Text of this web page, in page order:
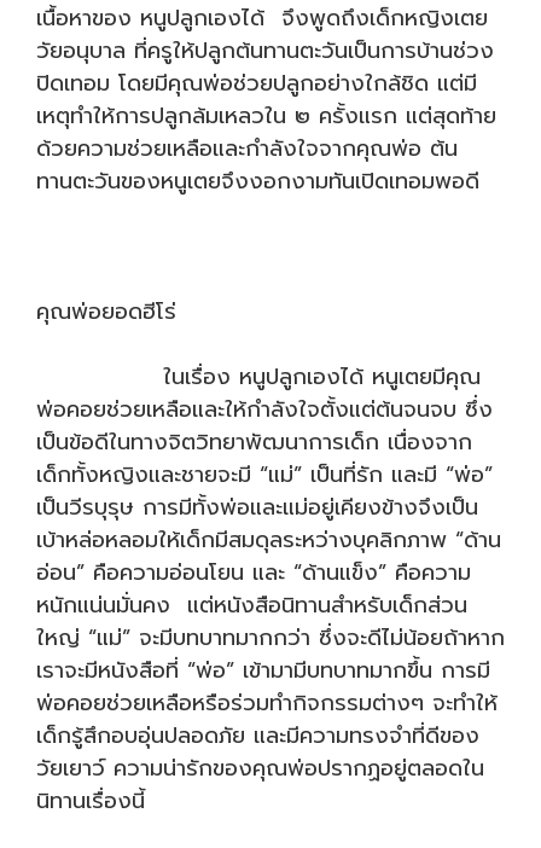
เนื้อหาของ หนูปลูกเองได้ จึงพูดถึงเด็กหญิงเตย
วัยอนุบาล ที่ครูให้ปลูกต้นทานตะวันเป็นการบ้านช่วง
ปิดเทอม โดยมีคุณพ่อช่วยปลูกอย่างใกล้ชิด แต่มี
เหตุทำให้การปลูกล้มเหลวใน ๒ ครั้งแรก แต่สุดท้าย
ด้วยความช่วยเหลือและกำลังใจจากคุณพ่อ ต้น
ทานตะวันของหนูเตยจึงงอกงามทันเปิดเทอมพอดี
คุณพ่อยอดฮีโร่
ในเรื่อง หนูปลูกเองได้ หนูเตยมีคุณ
พ่อคอยช่วยเหลือและให้กำลังใจตั้งแต่ต้นจนจบ ซึ่ง
เป็นข้อดีในทางจิตวิทยาพัฒนาการเด็ก เนื่องจาก
เด็กทั้งหญิงและชายจะมี “แม่” เป็นที่รัก และมี “พ่อ”
เป็นวีรบุรุษ การมีทั้งพ่อและแม่อยู่เคียงข้างจึงเป็น
เบ้าหล่อหลอมให้เด็กมีสมดุลระหว่างบุคลิกภาพ “ด้าน
อ่อน” คือความอ่อนโยน และ “ด้านแข็ง” คือความ
หนักแน่นมั่นคง แต่หนังสือนิทานสำหรับเด็กส่วน
ใหญ่ “แม่” จะมีบทบาทมากกว่า ซึ่งจะดีไม่น้อยถ้าหาก
เราจะมีหนังสือที่ “พ่อ” เข้ามามีบทบาทมากขึ้น การมี
พ่อคอยช่วยเหลือหรือร่วมทำกิจกรรมต่างๆ จะทำให้
เด็กรู้สึกอบอุ่นปลอดภัย และมีความทรงจำที่ดีของ
วัยเยาว์ ความน่ารักของคุณพ่อปรากฏอยู่ตลอดใน
นิทานเรื่องนี้